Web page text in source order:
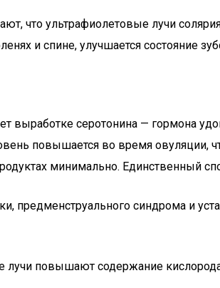
что ультрафиолетовые лучи
и спине, улучшается состояние
выработке серотонина — гормона
повышается во время
минимально. Единственный
предменструального синдрома и
лучи повышают содержание